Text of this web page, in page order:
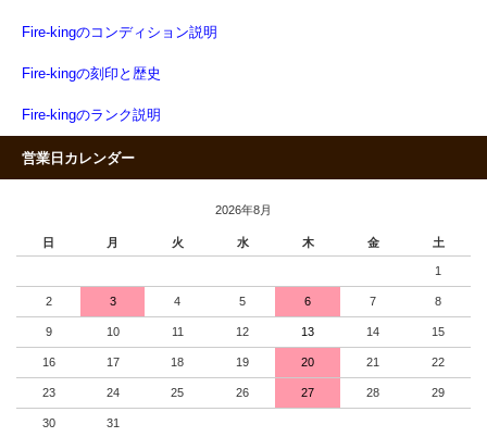
Fire-kingのコンディション説明
Fire-kingの刻印と歴史
Fire-kingのランク説明
営業日カレンダー
2026年8月
日 月 火 水 木 金 土
1
2 3 4 5 6 7 8
9 10 11 12 13 14 15
16 17 18 19 20 21 22
23 24 25 26 27 28 29
30 31